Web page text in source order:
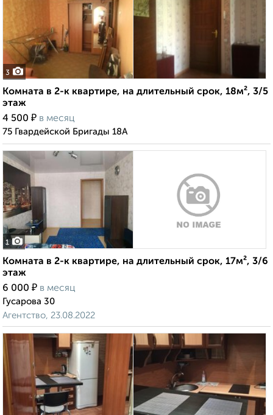
3
Комната в 2-к квартире, на длительный срок, 18м², 3/5
этаж
4 500 ₽ в месяц
75 Гвардейской Бригады 18А
1
Комната в 2-к квартире, на длительный срок, 17м², 3/6
этаж
6 000 ₽ в месяц
Гусарова 30
Агентство, 23.08.2022